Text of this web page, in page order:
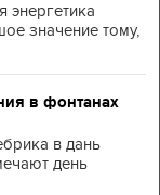
энергетика
значение тому,
в фонтанах
в дань
день